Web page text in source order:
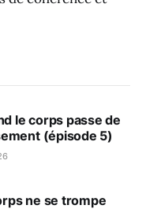
le corps passe de
(épisode 5)
ne se trompe